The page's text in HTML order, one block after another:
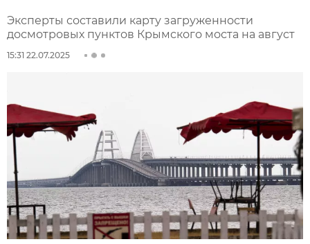
Эксперты составили карту загруженности
досмотровых пунктов Крымского моста на август
15:31 22.07.2025